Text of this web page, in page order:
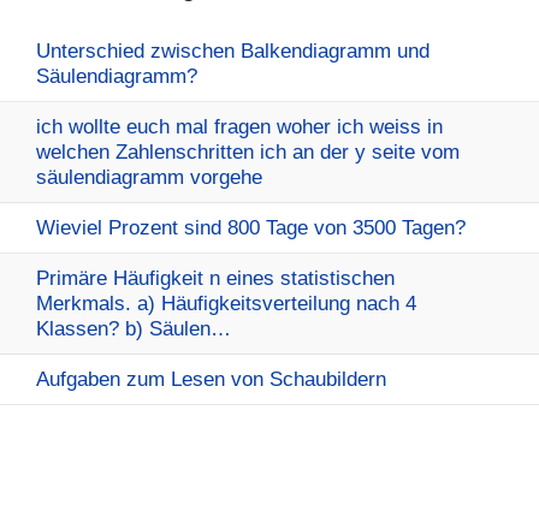
Unterschied zwischen Balkendiagramm und
Säulendiagramm?
ich wollte euch mal fragen woher ich weiss in
welchen Zahlenschritten ich an der y seite vom
säulendiagramm vorgehe
Wieviel Prozent sind 800 Tage von 3500 Tagen?
Primäre Häufigkeit n eines statistischen
Merkmals. a) Häufigkeitsverteilung nach 4
Klassen? b) Säulen…
Aufgaben zum Lesen von Schaubildern